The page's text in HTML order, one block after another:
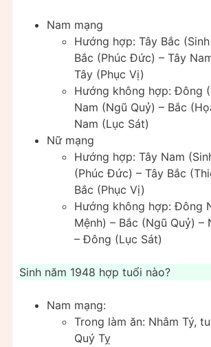
Nam mạng
Hướng hợp: Tây Bắc
Bắc (Phúc Đức) – Tây
Tây (Phục Vị)
Hướng không hợp: Đông
Nam (Ngũ Quỷ) – Bắc
Nam (Lục Sát)
Nữ mạng
Hướng hợp: Tây Nam
(Phúc Đức) – Tây Bắc
Bắc (Phục Vị)
Hướng không hợp: Đông
Mệnh) – Bắc (Ngũ Quỷ) –
– Đông (Lục Sát)
Sinh năm 1948 hợp tuổi nào?
Nam mạng:
Trong làm ăn: Nhâm Tý,
Quý Tỵ